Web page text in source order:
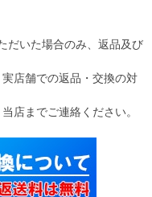
だいた場合のみ、返品及び
店舗での返品・交換の対
店までご連絡ください。